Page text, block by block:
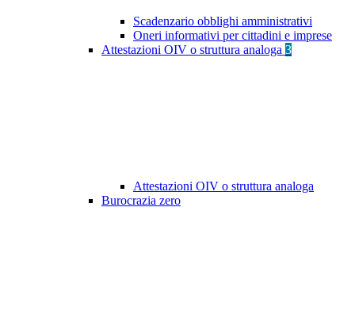
Scadenzario obblighi amministrativi
Oneri informativi per cittadini e imprese
Attestazioni OIV o struttura analoga 3
Attestazioni OIV o struttura analoga
Burocrazia zero